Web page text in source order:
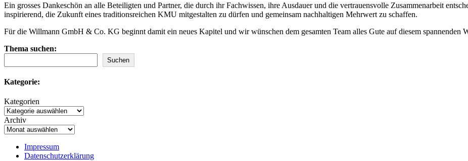
Ein grosses Dankeschön an alle Beteiligten und Partner, die durch ihr Fachwissen, ihre Ausdauer und die vertrauensvolle Zusammenarbeit
inspirierend, die Zukunft eines traditionsreichen KMU mitgestalten zu dürfen und gemeinsam nachhaltigen Mehrwert zu schaffen.
Für die Willmann GmbH & Co. KG beginnt damit ein neues Kapitel und wir wünschen dem gesamten Team alles Gute auf diesem spannenden
Thema suchen:
Suchen
Kategorie:
Kategorien
Archiv
Impressum
Datenschutzerklärung